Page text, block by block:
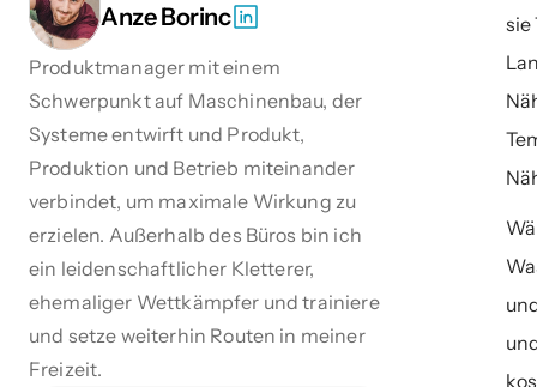
Anze Borinc
Produktmanager mit einem
Schwerpunkt auf Maschinenbau, der
Systeme entwirft und Produkt,
Produktion und Betrieb miteinander
verbindet, um maximale Wirkung zu
erzielen. Außerhalb des Büros bin ich
ein leidenschaftlicher Kletterer,
ehemaliger Wettkämpfer und trainiere
und setze weiterhin Routen in meiner
Freizeit.
sie